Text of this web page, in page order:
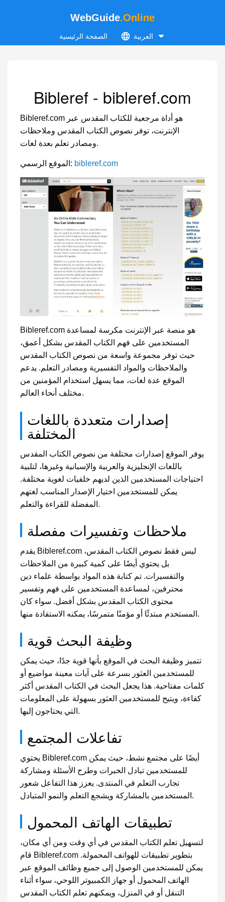
WebGuide.Online
الصفحة الرئيسية العربية
Bibleref - bibleref.com
Bibleref.com هو أداة مرجعية للكتاب المقدس عبر
الإنترنت، توفر نصوص الكتاب المقدس وملاحظات
ومصادر تعلم بعدة لغات.
الموقع الرسمي: bibleref.com
Bibleref.com هو منصة عبر الإنترنت مكرسة لمساعدة
المستخدمين على فهم الكتاب المقدس بشكل أعمق،
حيث توفر مجموعة واسعة من نصوص الكتاب المقدس
والملاحظات والمواد التفسيرية ومصادر التعلم. يدعم
الموقع عدة لغات، مما يسهل استخدام المؤمنين من
مختلف أنحاء العالم.
إصدارات متعددة باللغات
المختلفة
يوفر الموقع إصدارات مختلفة من نصوص الكتاب المقدس
باللغات الإنجليزية والعربية والإسبانية وغيرها، لتلبية
احتياجات المستخدمين الذين لديهم خلفيات لغوية مختلفة.
يمكن للمستخدمين اختيار الإصدار المناسب لغتهم
المفضلة للقراءة والتعلم.
ملاحظات وتفسيرات مفصلة
يقدم Bibleref.com ليس فقط نصوص الكتاب المقدس،
بل يحتوي أيضًا على كمية كبيرة من الملاحظات
والتفسيرات. تم كتابة هذه المواد بواسطة علماء دين
محترفين، لمساعدة المستخدمين على فهم وتفسير
محتوى الكتاب المقدس بشكل أفضل. سواء كان
المستخدم مبتدئًا أو مؤمنًا متمرسًا، يمكنه الاستفادة منها.
وظيفة البحث قوية
تتميز وظيفة البحث في الموقع بأنها قوية جدًا، حيث يمكن
للمستخدمين العثور بسرعة على آيات معينة مواضيع أو
كلمات مفتاحية. هذا يجعل البحث في الكتاب المقدس أكثر
كفاءة، ويتيح للمستخدمين العثور بسهولة على المعلومات
التي يحتاجون إليها.
تفاعلات المجتمع
يحتوي Bibleref.com أيضًا على مجتمع نشط، حيث يمكن
للمستخدمين تبادل الخبرات وطرح الأسئلة ومشاركة
تجارب التعلم في المنتدى. يعزز هذا التفاعل شعور
المستخدمين بالمشاركة ويشجع التعلم والنمو المتبادل.
تطبيقات الهاتف المحمول
لتسهيل تعلم الكتاب المقدس في أي وقت ومن أي مكان،
قام Bibleref.com بتطوير تطبيقات للهواتف المحمولة.
يمكن للمستخدمين الوصول إلى جميع وظائف الموقع عبر
الهاتف المحمول أو جهاز الكمبيوتر اللوحي، سواء أثناء
التنقل أو في المنزل، ويمكنهم تعلم الكتاب المقدس